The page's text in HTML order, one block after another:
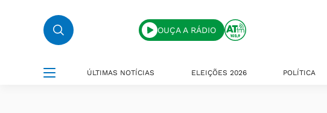
OUÇA A RÁDIO
ÚLTIMAS NOTÍCIAS ELEIÇÕES 2026 POLÍTICA